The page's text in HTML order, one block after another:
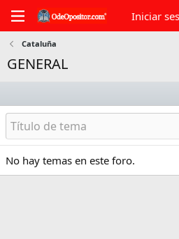
Cataluña
GENERAL
No hay temas en este foro.